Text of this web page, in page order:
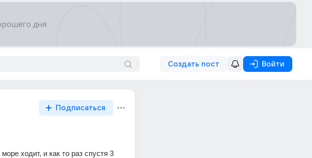
Создать пост Войти
Подписаться
ходит, и как то раз спустя 3